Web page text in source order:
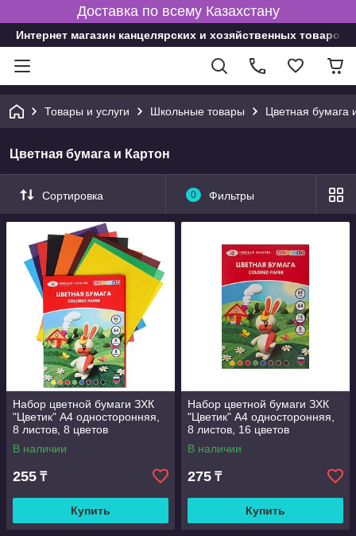
Доставка по всему Казахстану
Интернет магазин канцелярских и хозяйственных товаров
Товары и услуги Школьные товары Цветная бумага
Цветная бумага и Картон
Сортировка 0 Фильтры
Набор цветной бумаги ЗХК
"Цветик" А4 односторонняя,
8 листов, 8 цветов
В наличии
255 ₸
Купить
Набор цветной бумаги ЗХК
"Цветик" А4 односторонняя,
8 листов, 16 цветов
В наличии
275 ₸
Купить